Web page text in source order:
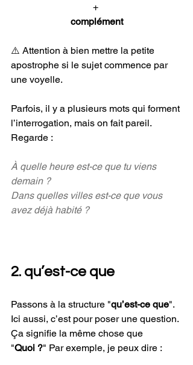
+
complément
⚠️ Attention à bien mettre la petite
apostrophe si le sujet commence par
une voyelle.
Parfois, il y a plusieurs mots qui forment
l’interrogation, mais on fait pareil.
Regarde :
À quelle heure est-ce que tu viens
demain ?
Dans quelles villes est-ce que vous
avez déjà habité ?
2. qu’est-ce que
Passons à la structure "qu’est-ce que".
Ici aussi, c’est pour poser une question.
Ça signifie la même chose que
"Quoi ?" Par exemple, je peux dire :